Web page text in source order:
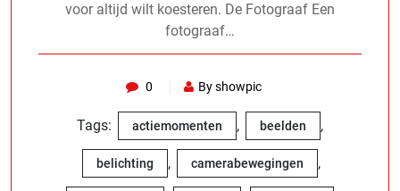
voor altijd wilt koesteren. De Fotograaf Een
fotograaf…
0 By showpic
Tags: actiemomenten , beelden ,
belichting , camerabewegingen ,